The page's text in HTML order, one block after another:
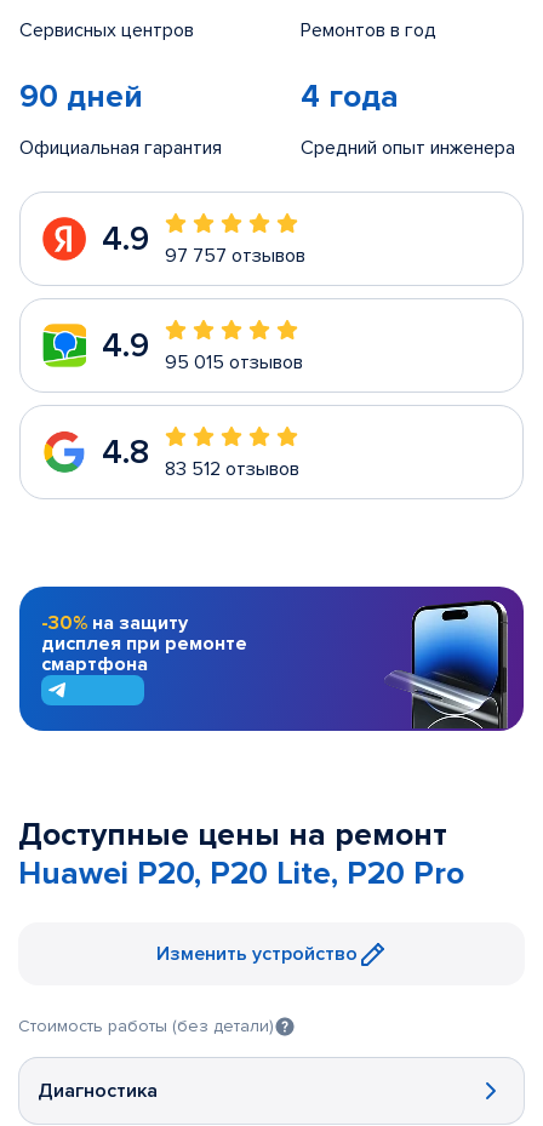
Сервисных центров Ремонтов в год
90 дней
Официальная гарантия
4 года
Средний опыт инженера
4.9 97 757 отзывов
4.9 95 015 отзывов
4.8 83 512 отзывов
-30% на защиту
дисплея при ремонте
смартфона
Доступные цены на ремонт
Huawei P20, P20 Lite, P20 Pro
Изменить устройство
Стоимость работы (без детали)
Диагностика